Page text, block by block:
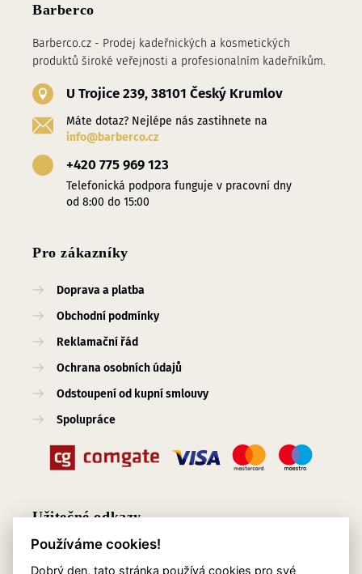
Barberco
Barberco.cz - Prodej kadeřnických a kosmetických
produktů široké veřejnosti a profesionalním kadeřníkům.
U Trojice 239, 38101 Český Krumlov
Máte dotaz? Nejlépe nás zastihnete na
info@barberco.cz
+420 775 969 123
Telefonická podpora funguje v pracovní dny
od 8:00 do 15:00
Pro zákazníky
Doprava a platba
Obchodní podmínky
Reklamační řád
Ochrana osobních údajů
Odstoupení od kupní smlouvy
Spolupráce
Užitečné odkazy
O nás
Používáme cookies!
Dobrý den, tato stránka používá cookies pro své